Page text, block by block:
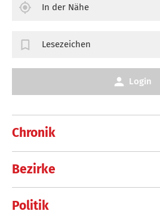
Chronik
Bezirke
Politik
In der Nähe
Lesezeichen
Login